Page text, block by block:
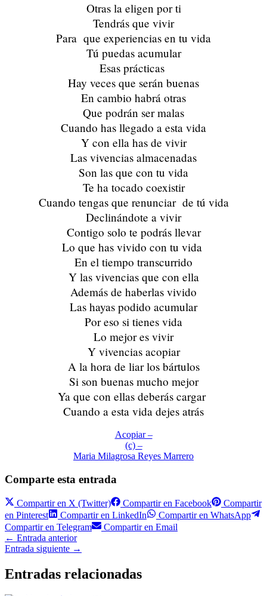
Otras la eligen por ti
Tendrás que vivir
Para que experiencias en tu vida
Tú puedas acumular
Esas prácticas
Hay veces que serán buenas
En cambio habrá otras
Que podrán ser malas
Cuando has llegado a esta vida
Y con ella has de vivir
Las vivencias almacenadas
Son las que con tu vida
Te ha tocado coexistir
Cuando tengas que renunciar de tú vida
Declinándote a vivir
Contigo solo te podrás llevar
Lo que has vivido con tu vida
En el tiempo transcurrido
Y las vivencias que con ella
Además de haberlas vivido
Las hayas podido acumular
Por eso si tienes vida
Lo mejor es vivir
Y vivencias acopiar
A la hora de liar los bártulos
Si son buenas mucho mejor
Ya que con ellas deberás cargar
Cuando a esta vida dejes atrás
Acopiar –
(c) –
Maria Milagrosa Reyes Marrero
Comparte esta entrada
Compartir en X (Twitter) Compartir en Facebook
Compartir
en Pinterest Compartir en LinkedIn Compartir en WhatsApp
Compartir en Telegram Compartir en Email
← Entrada anterior
Entrada siguiente →
Entradas relacionadas